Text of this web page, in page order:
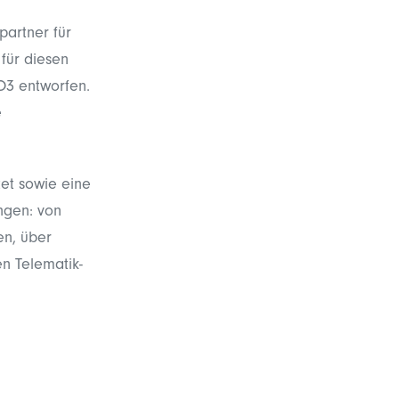
für
diesen
entworfen.
sowie eine
von
über
Telematik-